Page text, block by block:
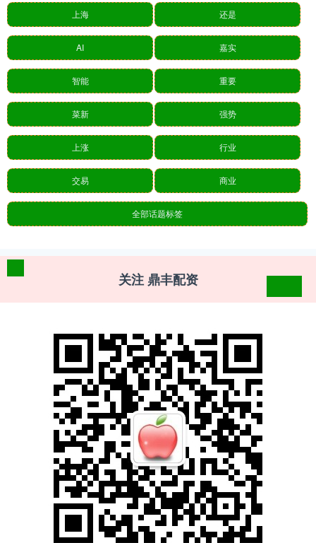
上海 还是
AI 嘉实
智能 重要
菜新 强势
上涨 行业
交易 商业
全部话题标签
关注 鼎丰配资